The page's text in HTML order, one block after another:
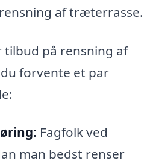
af træterrasse.
på rensning af
forvente et par
Fagfolk ved
man bedst renser